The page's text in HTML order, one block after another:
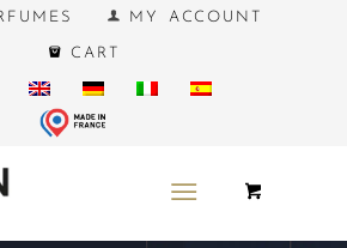
MY ACCOUNT
CART